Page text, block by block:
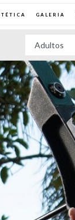
GALERIA